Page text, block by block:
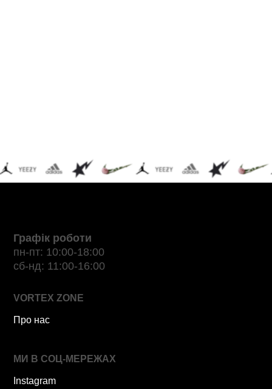
Графік роботи
пн-пт: 10:00-18:00
сб-нд: 11:00-16:00
VORTEX ZONE
Про нас
МИ В СОЦ-МЕРЕЖАХ
Instagram